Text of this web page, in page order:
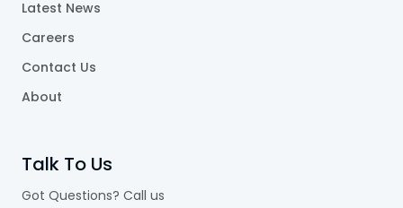
Latest News
Careers
Contact Us
About
Talk To Us
Got Questions? Call us